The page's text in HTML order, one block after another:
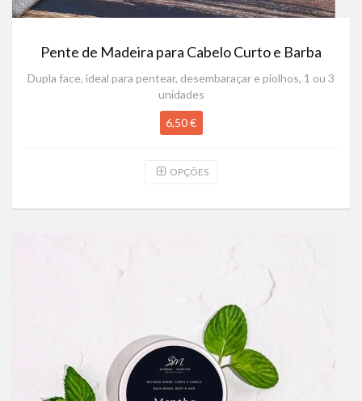
Pente de Madeira para Cabelo Curto e Barba
Dupla face, ideal para pentear, desembaraçar e piolhos, 1 ou 3
unidades
6,50 €
OPÇÕES